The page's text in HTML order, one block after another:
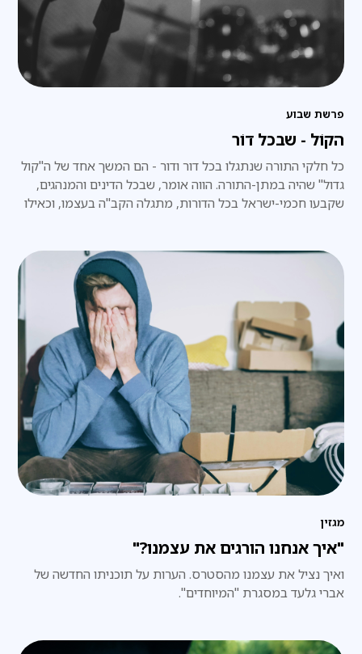
פרשת שבוע
הקוֹל - שבכל דוֹר
כל חלקי התורה שנתגלו בכל דור ודור - הם המשך אחד של ה"קול
גדול" שהיה במתן-התורה. הווה אומר, שבכל הדינים והמנהגים,
שקבעו חכמי-ישראל בכל הדורות, מתגלה הקב"ה בעצמו, וכאילו
מגזין
"איך אנחנו הורגים את עצמנו?"
ואיך נציל את עצמנו מהסטרס. הערות על תוכניתו החדשה של
אברי גלעד במסגרת "המיוחדים".